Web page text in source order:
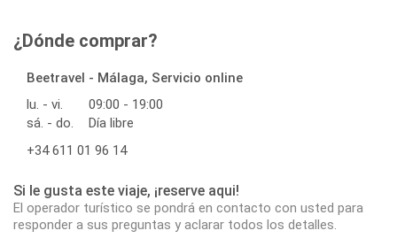
¿Dónde comprar?
Beetravel - Málaga, Servicio online
lu. - vi.
09:00 - 19:00
sá. - do.
Día libre
+34 611 01 96 14
Si le gusta este viaje, ¡reserve aqui!
El operador turístico se pondrá en contacto con usted para
responder a sus preguntas y aclarar todos los detalles.